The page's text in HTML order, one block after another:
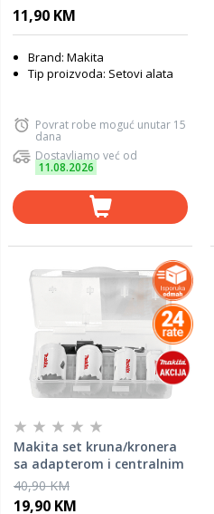
11,90 KM
Brand: Makita
Tip proizvoda: Setovi alata
Povrat robe moguć unutar 15
dana
Dostavljamo već od
11.08.2026
Makita set kruna/kronera
sa adapterom i centralnim
svrdlom 4/1 HSS-BIM - D-
33641
40,90 KM
19,90 KM